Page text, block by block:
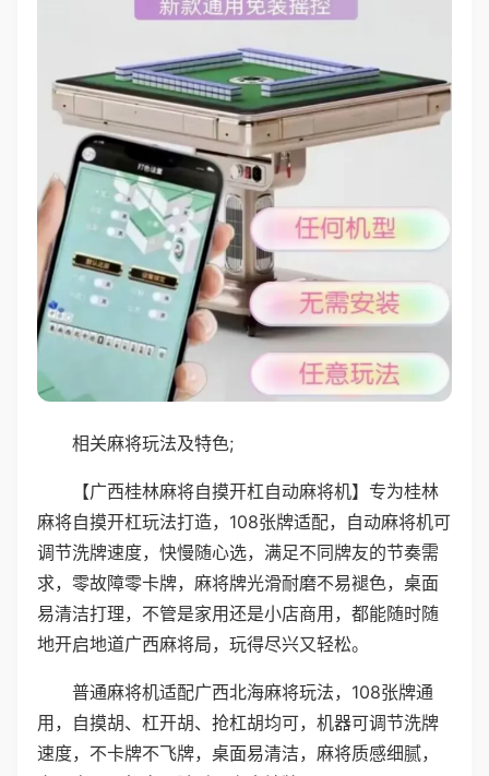
相关麻将玩法及特色;
【广西桂林麻将自摸开杠自动麻将机】专为桂林
麻将自摸开杠玩法打造，108张牌适配，自动麻将机可
调节洗牌速度，快慢随心选，满足不同牌友的节奏需
求，零故障零卡牌，麻将牌光滑耐磨不易褪色，桌面
易清洁打理，不管是家用还是小店商用，都能随时随
地开启地道广西麻将局，玩得尽兴又轻松。
普通麻将机适配广西北海麻将玩法，108张牌通
用，自摸胡、杠开胡、抢杠胡均可，机器可调节洗牌
速度，不卡牌不飞牌，桌面易清洁，麻将质感细腻，